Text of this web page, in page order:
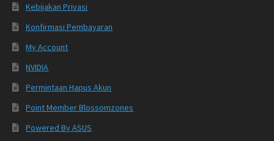
Kebijakan Privasi
Konfirmasi Pembayaran
My Account
NVIDIA
Permintaan Hapus Akun
Point Member Blossomzones
Powered By ASUS